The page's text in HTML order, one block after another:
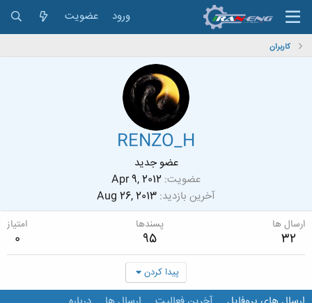
ورود عضویت
کاربران
RENZO_H
عضو جدید
عضویت Apr 9, 2012
آخرین بازدید Aug 26, 2013
ارسال ها
32
پسندها
95
امتیاز
0
پیدا کردن